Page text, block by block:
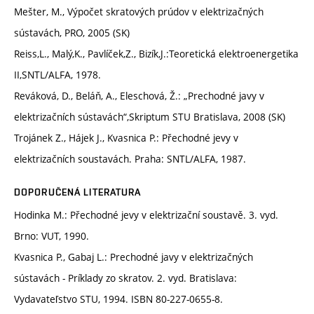
Mešter, M., Výpočet skratových prúdov v elektrizačných
sústavách, PRO, 2005 (SK)
Reiss,L., Malý,K., Pavlíček,Z., Bizík,J.:Teoretická elektroenergetika
II,SNTL/ALFA, 1978.
Reváková, D., Beláň, A., Eleschová, Ž.: „Prechodné javy v
elektrizačních sústavách“,Skriptum STU Bratislava, 2008 (SK)
Trojánek Z., Hájek J., Kvasnica P.: Přechodné jevy v
elektrizačních soustavách. Praha: SNTL/ALFA, 1987.
DOPORUČENÁ LITERATURA
Hodinka M.: Přechodné jevy v elektrizační soustavě. 3. vyd.
Brno: VUT, 1990.
Kvasnica P., Gabaj L.: Prechodné javy v elektrizačných
sústavách - Príklady zo skratov. 2. vyd. Bratislava:
Vydavateľstvo STU, 1994. ISBN 80-227-0655-8.